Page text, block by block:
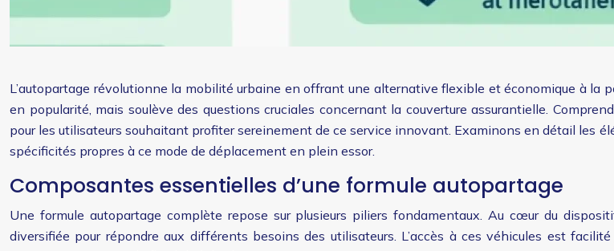
L’autopartage révolutionne la mobilité urbaine en offrant une alternative flexible et économique à la
en popularité, mais soulève des questions cruciales concernant la couverture assurantielle.
pour les utilisateurs souhaitant profiter sereinement de ce service innovant. Examinons en détail les
spécificités propres à ce mode de déplacement en plein essor.
Composantes essentielles d’une formule autopartage
Une formule autopartage complète repose sur plusieurs piliers fondamentaux. Au cœur du
diversifiée pour répondre aux différents besoins des utilisateurs. L’accès à ces véhicules est